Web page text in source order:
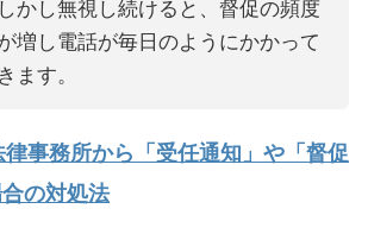
しかし無視し続けると、督促の頻度
増し電話が毎日のようにかかって
きます。
律事務所から「受任通知」や「督促
の対処法